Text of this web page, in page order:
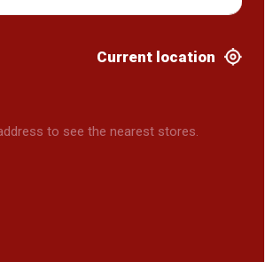
Current location
to see the nearest stores.